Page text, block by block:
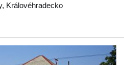
, Královéhradecko